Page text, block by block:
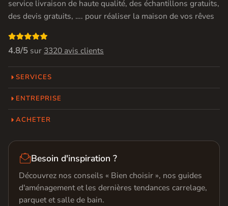
service livraison de haute qualité, des échantillons gratuits,
des devis gratuits, …. pour réaliser la maison de vos rêves

4.8/5 sur 3320 avis clients
SERVICES
ENTREPRISE
ACHETER
Besoin d'inspiration ?
Découvrez nos conseils « Bien choisir », nos guides
d'aménagement et les dernières tendances carrelage,
parquet et salle de bain.